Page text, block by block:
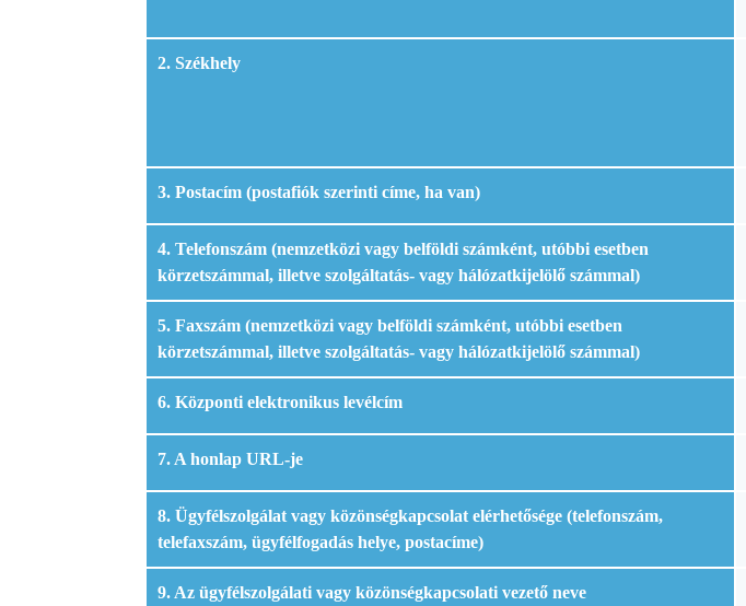
2. Székhely
3. Postacím (postafiók szerinti címe, ha van)
4. Telefonszám (nemzetközi vagy belföldi számként, utóbbi esetben
körzetszámmal, illetve szolgáltatás- vagy hálózatkijelölő számmal)
5. Faxszám (nemzetközi vagy belföldi számként, utóbbi esetben
körzetszámmal, illetve szolgáltatás- vagy hálózatkijelölő számmal)
6. Központi elektronikus levélcím
7. A honlap URL-je
8. Ügyfélszolgálat vagy közönségkapcsolat elérhetősége (telefonszám,
telefaxszám, ügyfélfogadás helye, postacíme)
9. Az ügyfélszolgálati vagy közönségkapcsolati vezető neve